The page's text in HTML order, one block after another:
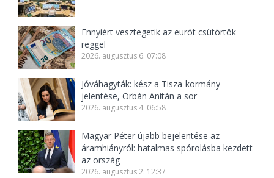
Ennyiért vesztegetik az eurót csütörtök
reggel
2026. augusztus 6. 07:08
Jóváhagyták: kész a Tisza-kormány
jelentése, Orbán Anitán a sor
2026. augusztus 4. 06:58
Magyar Péter újabb bejelentése az
áramhiányról: hatalmas spórolásba kezdett
az ország
2026. augusztus 2. 12:37